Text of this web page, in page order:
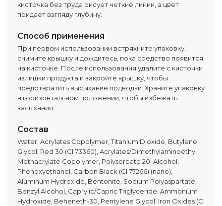
кисточка без труда рисует четкие линии, а цвет
придает взгляду глубину.
Способ применения
При первом использовании встряхните упаковку,
снимите крышку и дождитесь, пока средство появится
на кисточке. После использования удалите с кисточки
излишки продукта и закройте крышку, чтобы
предотвратить высыхание подводки. Храните упаковку
в горизонтальном положении, чтобы избежать
засыхания.
Состав
Water, Acrylates Copolymer, Titanium Dioxide, Butylene
Glycol, Red 30 (CI 73360), Acrylates/Dimethylaminoethyl
Methacrylate Copolymer, Polysorbate 20, Alcohol,
Phenoxyethanol, Carbon Black (CI 77266) (nano),
Aluminum Hydroxide, Bentonite, Sodium Polyaspartate,
Benzyl Alcohol, Caprylic/Capric Triglyceride, Ammonium
Hydroxide, Beheneth-30, Pentylene Glycol, Iron Oxides (CI